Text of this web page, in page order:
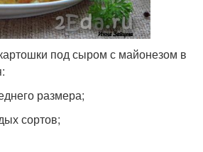
под сыром с майонезом в
размера;
сортов;